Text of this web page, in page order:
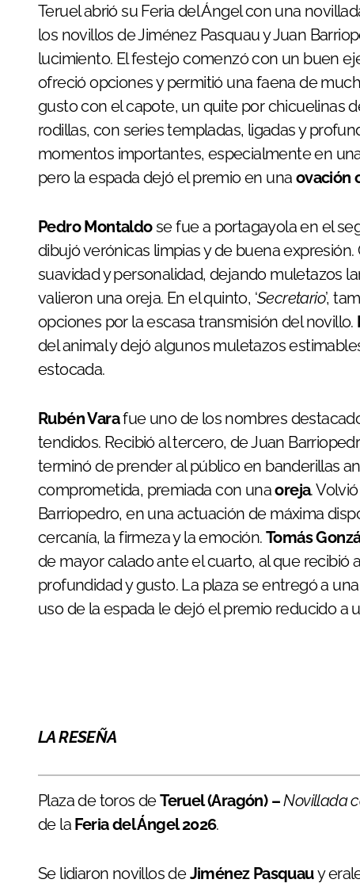
Teruel abrió su Feria del Ángel con una novillada entretenida y de notable ambiente, en la que
los novillos de Jiménez Pasquau y Juan
lucimiento. El festejo comenzó con un buen
ofreció opciones y permitió una faena de
gusto con el capote, un quite por chicuelinas
rodillas, con series templadas, ligadas y
momentos importantes, especialmente en
pero la espada dejó el premio en una ovación
Pedro Montaldose fue a portagayola en el
dibujó verónicas limpias y de buena
suavidad y personalidad, dejando muletazos
valieron una oreja. En el quinto, ‘Secretario’,
opciones por la escasa transmisión del novillo.
del animal y dejó algunos muletazos
estocada.
Rubén Varafue uno de los nombres
tendidos. Recibió al tercero, de Juan
terminó de prender al público en banderillas
comprometida, premiada con unaoreja.
Barriopedro, en una actuación de máxima
cercanía, la firmeza y la emoción. Tomás
de mayor calado ante el cuarto, al que
profundidad y gusto. La plaza se entregó a
uso de la espada le dejó el premio reducido a
LA RESEÑA
Plaza de toros deTeruel (Aragón) –Novillada
de la Feria del Ángel 2026.
Se lidiaron novillos deJiménez Pasquauy